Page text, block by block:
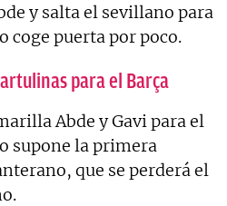
y salta el sevillano para
coge puerta por poco.
para el Barça
Abde y Gavi para el
supone la primera
que se perderá el